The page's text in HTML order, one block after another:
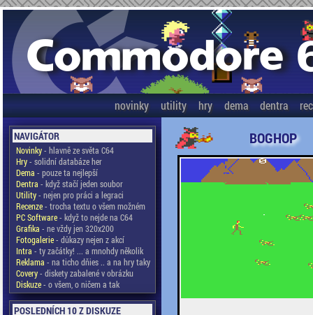
novinky utility hry dema dentra
NAVIGÁTOR
Novinky- hlavně ze světa C64
Hry- solidní databáze her
Dema - pouze ta nejlepší
Dentra - když stačí jeden soubor
Utility- nejen pro práci a legraci
Recenze- trocha textu o všem možném
PC Software- když to nejde na C64
Grafika - ne vždy jen 320x200
Fotogalerie- důkazy nejen z akcí
Intra - ty začátky! ... a mnohdy několik
Reklama - na ticho dňies .. a na hry taky
Covery- diskety zabalené v obrázku
Diskuze- o všem, o ničem a tak
POSLEDNÍCH 10 Z DISKUZE
BOGHOP